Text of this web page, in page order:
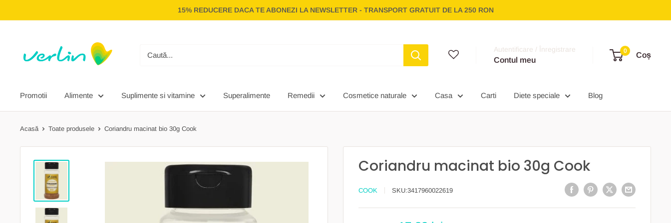
la
15% REDUCERE DACA TE ABONEZI LA NEWSLETTER - TRANSPORT GRATUIT DE LA 250 RON
Autentificare / Înregistrare
Contul meu
0
Coș
Promotii Alimente Suplimente si vitamine Superalimente Remedii Cosmetice naturale Casa Carti Diete speciale Blog
Acasă Toate produsele Coriandru macinat bio 30g Cook
Coriandru macinat bio 30g Cook
COOK SKU:3417960022619